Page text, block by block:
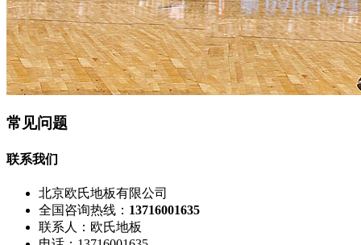
常见问题
联系我们
北京欧氏地板有限公司
全国咨询热线： 13716001635
联系人：欧氏地板